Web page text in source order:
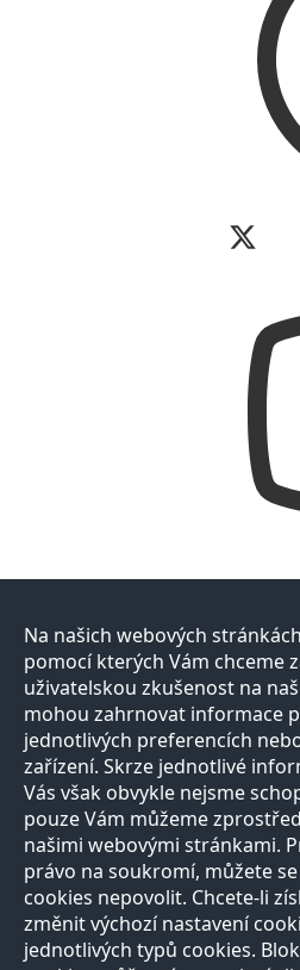
Na našich webových
pomocí kterých Vám chceme
uživatelskou zkušenost na
mohou zahrnovat informace
jednotlivých preferencích
zařízení. Skrze jednotlivé
Vás však obvykle nejsme
pouze Vám můžeme
našimi webovými stránkami.
právo na soukromí, můžete
cookies nepovolit. Chcete-li
změnit výchozí nastavení
jednotlivých typů cookies.